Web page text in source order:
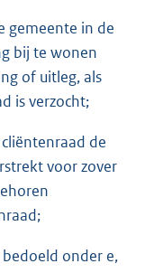
gemeente in de
bij te wonen
of uitleg, als
is verzocht;
de
voor zover
onder e,